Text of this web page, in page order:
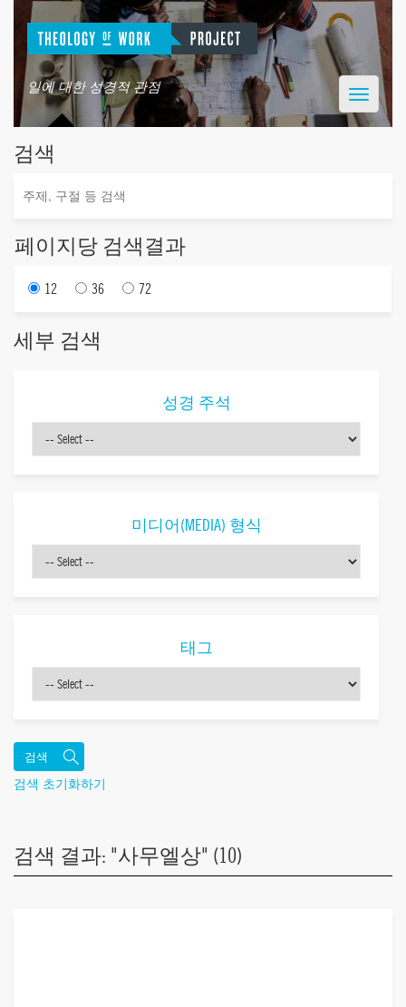
일에 대한 성경적 관점
Toggle
검색
페이지당 검색결과
12 36 72
세부 검색
성경 주석
미디어(MEDIA) 형식
태그
검색 초기화하기
검색 결과: "사무엘상" (10)